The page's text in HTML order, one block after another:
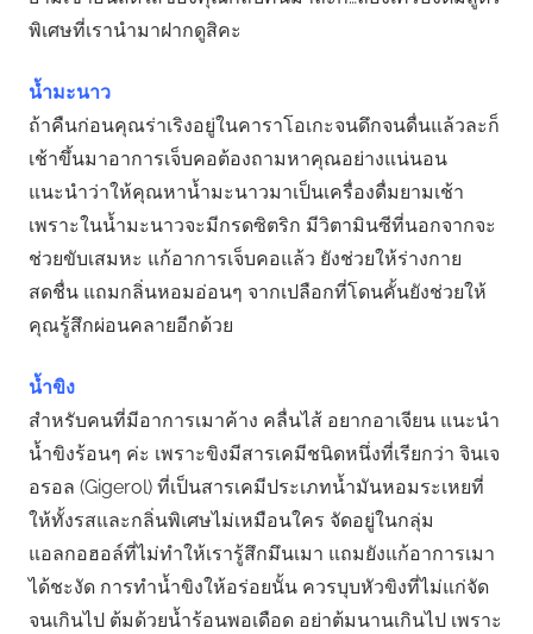
พิเศษที่เรานำมาฝากดูสิคะ
น้ำมะนาว
ถ้าคืนก่อนคุณร่าเริงอยู่ในคาราโอเกะจนดึกจนดื่นแล้วละก็
เช้าขึ้นมาอาการเจ็บคอต้องถามหาคุณอย่างแน่นอน
แนะนำว่าให้คุณหาน้ำมะนาวมาเป็นเครื่องดื่มยามเช้า
เพราะในน้ำมะนาวจะมีกรดซิตริก มีวิตามินซีที่นอกจากจะ
ช่วยขับเสมหะ แก้อาการเจ็บคอแล้ว ยังช่วยให้ร่างกาย
สดชื่น แถมกลิ่นหอมอ่อนๆ จากเปลือกที่โดนคั้นยังช่วยให้
คุณรู้สึกผ่อนคลายอีกด้วย
น้ำขิง
สำหรับคนที่มีอาการเมาค้าง คลื่นไส้ อยากอาเจียน แนะนำ
น้ำขิงร้อนๆ ค่ะ เพราะขิงมีสารเคมีชนิดหนึ่งที่เรียกว่า จินเจ
อรอล (Gigerol) ที่เป็นสารเคมีประเภทน้ำมันหอมระเหยที่
ให้ทั้งรสและกลิ่นพิเศษไม่เหมือนใคร จัดอยู่ในกลุ่ม
แอลกอฮอล์ที่ไม่ทำให้เรารู้สึกมึนเมา แถมยังแก้อาการเมา
ได้ชะงัด การทำน้ำขิงให้อร่อยนั้น ควรบุบหัวขิงที่ไม่แก่จัด
จนเกินไป ต้มด้วยน้ำร้อนพอเดือด อย่าต้มนานเกินไป เพราะ